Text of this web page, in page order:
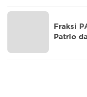
Fraksi
Patrio